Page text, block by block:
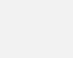
marques. Nous